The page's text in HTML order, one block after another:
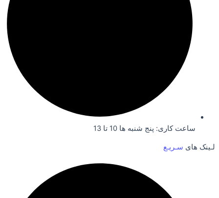
ساعت کاری: پنج شنبه ها 10 تا 13
لـینک های سـریـع